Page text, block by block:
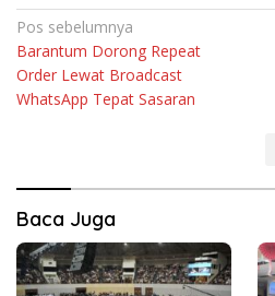
Navigasi
pos
Pos sebelumnya
Barantum Dorong Repeat
Order Lewat Broadcast
WhatsApp Tepat Sasaran
Baca Juga